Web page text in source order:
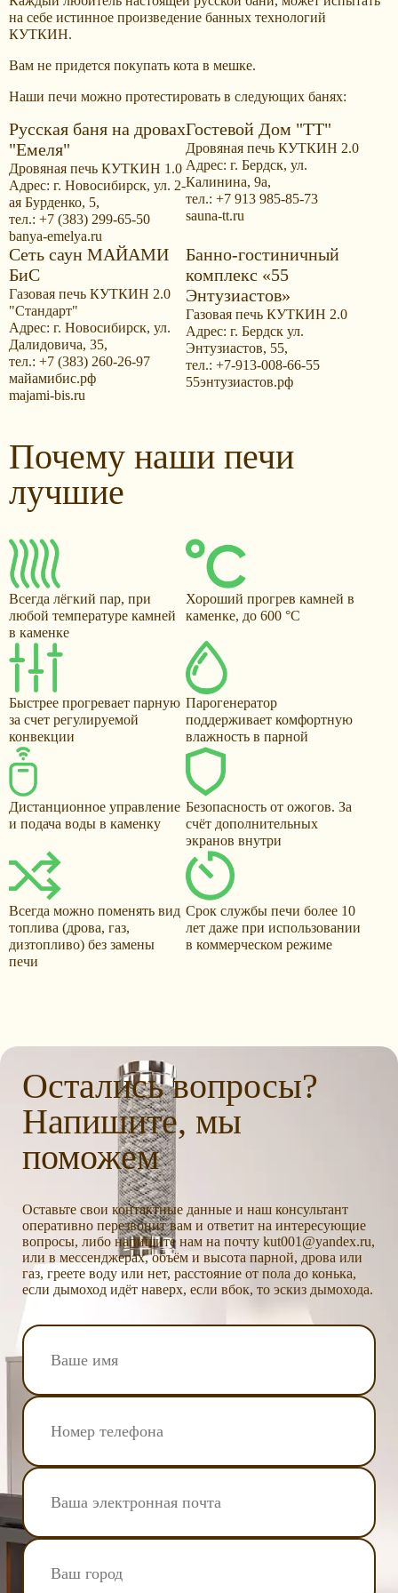
на себе истинное произведение банных технологий
КУТКИН.
Вам не придется покупать кота в мешке.
Наши печи можно протестировать в следующих банях:
Русская баня на дровах
"Емеля"
Дровяная печь КУТКИН 1.0
Адрес: г. Новосибирск, ул. 2-
ая Бурденко, 5,
тел.: +7 (383) 299-65-50
banya-emelya.ru
Гостевой Дом "ТТ"
Дровяная печь КУТКИН 2.0
Адрес: г. Бердск, ул.
Калинина, 9а,
тел.: +7 913 985-85-73
sauna-tt.ru
Сеть саун МАЙАМИ
БиС
Газовая печь КУТКИН 2.0
"Стандарт"
Адрес: г. Новосибирск, ул.
Далидовича, 35,
тел.: +7 (383) 260-26-97
майамибис.рф
majami-bis.ru
Банно-гостиничный
комплекс «55
Энтузиастов»
Газовая печь КУТКИН 2.0
Адрес: г. Бердск ул.
Энтузиастов, 55,
тел.: +7-913-008-66-55
55энтузиастов.рф
Почему наши печи
лучшие
Всегда лёгкий пар, при
любой температуре камней
в каменке
Хороший прогрев камней в
каменке, до 600 °С
Быстрее прогревает парную
за счет регулируемой
конвекции
Парогенератор
поддерживает комфортную
влажность в парной
Дистанционное управление
и подача воды в каменку
Безопасность от ожогов. За
счёт дополнительных
экранов внутри
Всегда можно поменять вид
топлива (дрова, газ,
дизтопливо) без замены
печи
Срок службы печи более 10
лет даже при использовании
в коммерческом режиме
Остались вопросы?
Напишите, мы
поможем
Оставьте свои контактные данные и наш консультант
оперативно перезвонит вам и ответит на интересующие
вопросы, либо напишите нам на почту kut001@yandex.ru,
или в мессенджерах, объём и высота парной, дрова или
газ, греете воду или нет, расстояние от пола до конька,
если дымоход идёт наверх, если вбок, то эскиз дымохода.